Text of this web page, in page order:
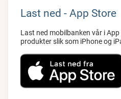
Last ned - App Store
Last ned mobilbanken vår i
produkter slik som iPhone og